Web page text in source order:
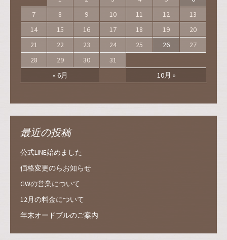
« 6月 10月 »
7
8 9 10 11 12
13
14
15 16 17 18 19
20
21
22 23 24 25 26
27
28
29 30 31
最近の投稿
公式LINE始めました
価格変更のらお知らせ
GWの営業について
12月の料金について
年末オードブルのご案内